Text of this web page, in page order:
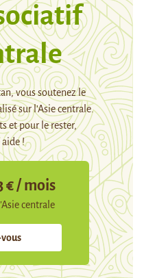
vous soutenez le
sur l’Asie centrale.
et pour le rester,
!
€ / mois
centrale